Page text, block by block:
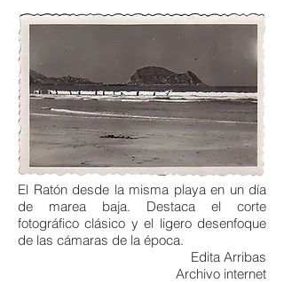
El Ratón desde la misma playa en un día
de marea baja. Destaca el corte
fotográfico clásico y el ligero desenfoque
de las cámaras de la época.
Edita Arribas
Archivo internet